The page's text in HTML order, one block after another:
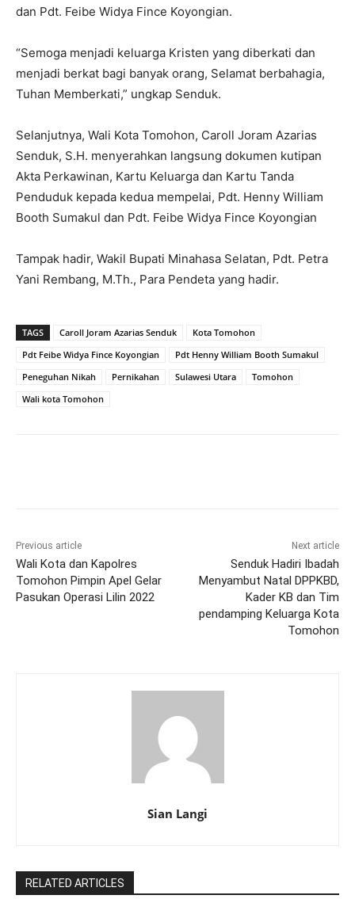
dan Pdt. Feibe Widya Fince Koyongian.
“Semoga menjadi keluarga Kristen yang diberkati dan
menjadi berkat bagi banyak orang, Selamat berbahagia,
Tuhan Memberkati,” ungkap Senduk.
Selanjutnya, Wali Kota Tomohon, Caroll Joram Azarias
Senduk, S.H. menyerahkan langsung dokumen kutipan
Akta Perkawinan, Kartu Keluarga dan Kartu Tanda
Penduduk kepada kedua mempelai, Pdt. Henny William
Booth Sumakul dan Pdt. Feibe Widya Fince Koyongian
Tampak hadir, Wakil Bupati Minahasa Selatan, Pdt. Petra
Yani Rembang, M.Th., Para Pendeta yang hadir.
TAGS Caroll Joram Azarias Senduk
Kota Tomohon
Pdt Feibe Widya Fince Koyongian
Pdt Henny William Booth Sumakul
Peneguhan Nikah
Pernikahan Sulawesi Utara
Tomohon
Wali kota Tomohon
Previous article
Wali Kota dan Kapolres
Tomohon Pimpin Apel Gelar
Pasukan Operasi Lilin 2022
Next article
Senduk Hadiri Ibadah
Menyambut Natal DPPKBD,
Kader KB dan Tim
pendamping Keluarga Kota
Tomohon
Sian Langi
RELATED ARTICLES